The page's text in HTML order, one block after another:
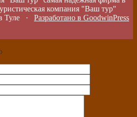
компания "Ваш тур"
Туле · Разработано в GoodwinPress